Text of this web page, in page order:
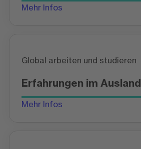
Mehr Infos
Global arbeiten und studieren
Erfahrungen im Ausland
Mehr Infos